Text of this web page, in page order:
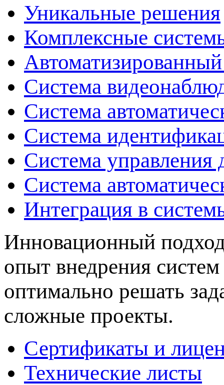
Уникальные решения
Комплексные
Система
Система
Система
Система управления
Система
Интеграция в
Инновационный
опыт внедрения
оптимально решать
сложные проекты.
Сертификаты и
Технические листы